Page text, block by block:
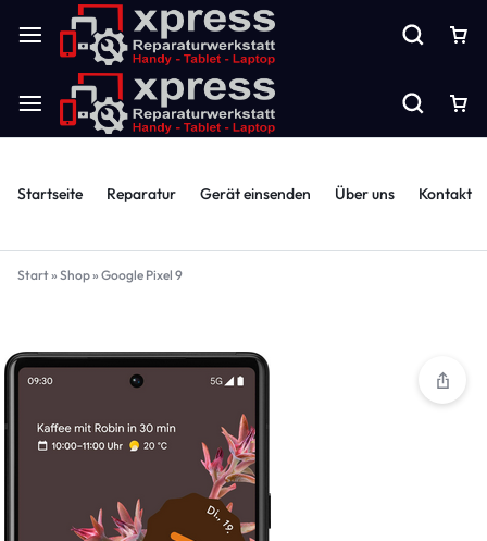
Startseite Reparatur Gerät einsenden Über uns Kontakt
Start» Shop» Google Pixel 9